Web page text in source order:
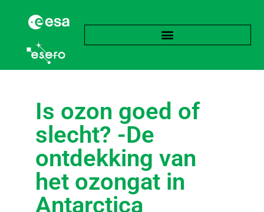
Is ozon goed of
slecht? -De
ontdekking van
het ozongat in
Antarctica